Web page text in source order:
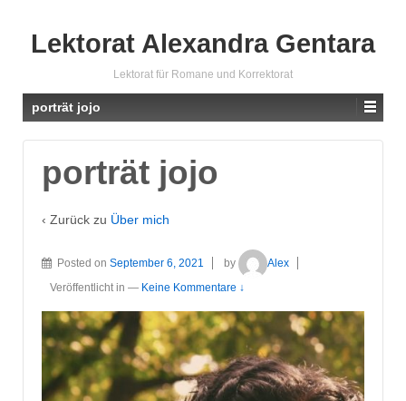
Lektorat Alexandra Gentara
Lektorat für Romane und Korrektorat
porträt jojo
porträt jojo
‹ Zurück zu Über mich
Posted on September 6, 2021 by
Alex
Veröffentlicht in — Keine Kommentare ↓